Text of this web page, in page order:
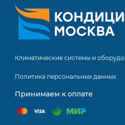
Климатические системы и
Политика персональных данных
Принимаем к оплате